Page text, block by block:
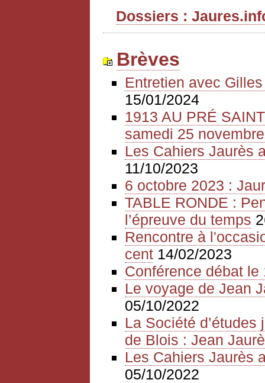
Dossiers :
Brèves
Entretien avec
15/01/2024
1913 AU PRÉ
samedi 25
Les Cahiers Jaurès
11/10/2023
6 octobre 2023 :
TABLE RONDE :
l’épreuve du temps
Rencontre à
cent 14/02/2023
Conférence débat
Le voyage de Jean
05/10/2022
La Société
de Blois : Jean
Les Cahiers Jaurès
05/10/2022